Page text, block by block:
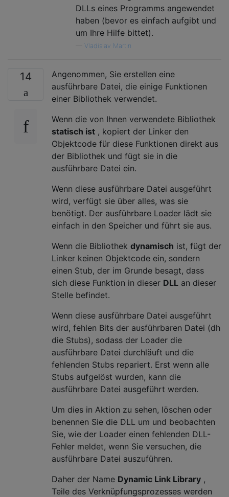
DLLs eines Programms angewendet
haben (bevor es einfach aufgibt und
um Ihre Hilfe bittet).
Vladislav Martin
14
Angenommen, Sie erstellen eine
ausführbare Datei, die einige Funktionen
einer Bibliothek verwendet.
Wenn die von Ihnen verwendete Bibliothek
statisch ist , kopiert der Linker den
Objektcode für diese Funktionen direkt aus
der Bibliothek und fügt sie in die
ausführbare Datei ein.
Wenn diese ausführbare Datei ausgeführt
wird, verfügt sie über alles, was sie
benötigt. Der ausführbare Loader lädt sie
einfach in den Speicher und führt sie aus.
Wenn die Bibliothek dynamisch ist, fügt der
Linker keinen Objektcode ein, sondern
einen Stub, der im Grunde besagt, dass
sich diese Funktion in dieser DLL an dieser
Stelle befindet.
Wenn diese ausführbare Datei ausgeführt
wird, fehlen Bits der ausführbaren Datei (dh
die Stubs), sodass der Loader die
ausführbare Datei durchläuft und die
fehlenden Stubs repariert. Erst wenn alle
Stubs aufgelöst wurden, kann die
ausführbare Datei ausgeführt werden.
Um dies in Aktion zu sehen, löschen oder
benennen Sie die DLL um und beobachten
Sie, wie der Loader einen fehlenden DLL-
Fehler meldet, wenn Sie versuchen, die
ausführbare Datei auszuführen.
Daher der Name Dynamic Link Library ,
Teile des Verknüpfungsprozesses werden